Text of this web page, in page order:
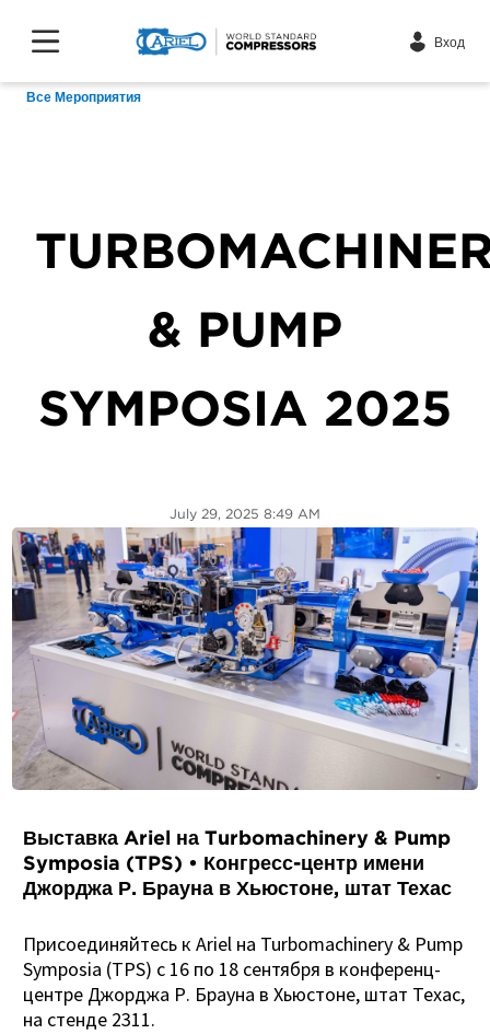
Вход
Все Мероприятия
& PUMP
SYMPOSIA 2025
July 29, 2025 8:49 AM
Выставка Ariel на Turbomachinery & Pump
Symposia (TPS) • Конгресс-центр имени
Джорджа Р. Брауна в Хьюстоне, штат Техас
Присоединяйтесь к Ariel на Turbomachinery & Pump
Symposia (TPS) с 16 по 18 сентября в конференц-
центре Джорджа Р. Брауна в Хьюстоне, штат Техас,
на стенде 2311.